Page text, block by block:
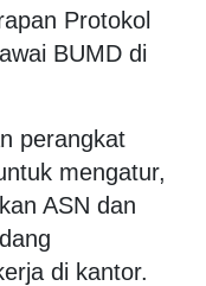
Protokol
BUMD di
perangkat
mengatur,
ASN dan
di kantor.